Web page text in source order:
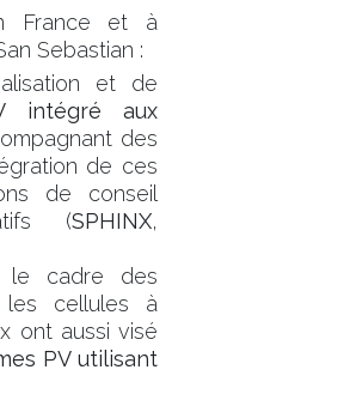
France et à
Sebastian :
et de
intégré aux
des
de ces
de conseil
(SPHINX,
le cadre des
cellules à
ont aussi visé
PV utilisant